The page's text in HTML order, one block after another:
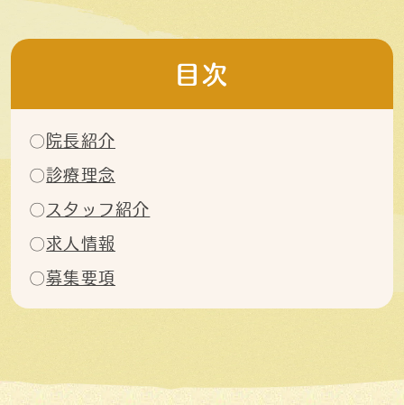
目次
院長紹介
診療理念
スタッフ紹介
求人情報
募集要項